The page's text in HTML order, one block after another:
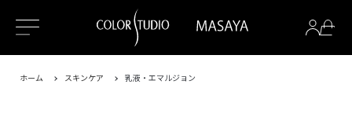
ホーム スキンケア 乳液・エマルジョン